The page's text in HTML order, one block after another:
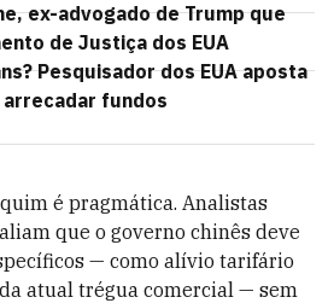
ex-advogado de Trump que
de Justiça dos EUA
Pesquisador dos EUA aposta
fundos
é pragmática. Analistas
que o governo chinês deve
— como alívio tarifário
atual trégua comercial — sem